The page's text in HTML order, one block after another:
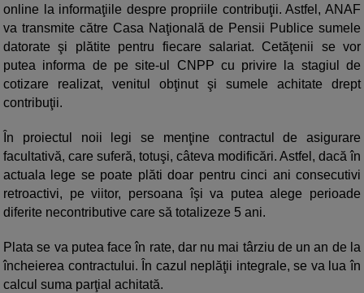
online la informaţiile despre propriile contribuţii. Astfel, ANAF
va transmite către Casa Naţională de Pensii Publice sumele
datorate şi plătite pentru fiecare salariat. Cetăţenii se vor
putea informa de pe site-ul CNPP cu privire la stagiul de
cotizare realizat, venitul obţinut şi sumele achitate drept
contribuţii.
În proiectul noii legi se menţine contractul de asigurare
facultativă, care suferă, totuşi, câteva modificări. Astfel, dacă în
actuala lege se poate plăti doar pentru cinci ani consecutivi
retroactivi, pe viitor, persoana îşi va putea alege perioade
diferite necontributive care să totalizeze 5 ani.
Plata se va putea face în rate, dar nu mai târziu de un an de la
încheierea contractului. În cazul neplăţii integrale, se va lua în
calcul suma parţial achitată.